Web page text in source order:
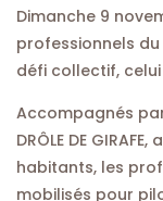
Dimanche 9
professionnels
défi collectif, celui
Accompagnés par
DRÔLE DE
habitants, les
mobilisés pour